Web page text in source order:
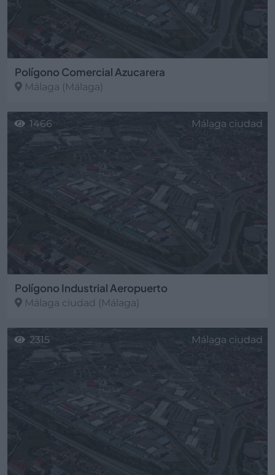
Polígono Comercial Azucarera
Málaga (Málaga)
Polígono Industrial Aeropuerto
Málaga ciudad (Málaga)
1466 Málaga ciudad
2315 Málaga ciudad